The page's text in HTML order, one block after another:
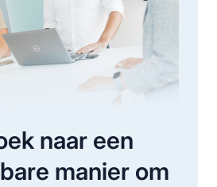
naar een
manier om